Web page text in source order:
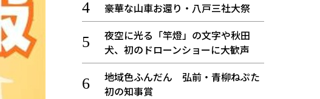
豪華な山車お還り・八戸三社大祭
夜空に光る「竿燈」の文字や秋田
犬、初のドローンショーに大歓声
地域色ふんだん 弘前・青柳ねぷた
初の知事賞